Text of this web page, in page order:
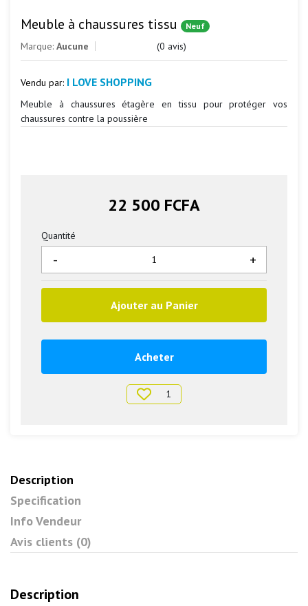
Meuble à chaussures tissu Neuf
Marque: Aucune (0 avis)
Vendu par: I LOVE SHOPPING
Meuble à chaussures étagère en tissu pour protéger vos
chaussures contre la poussière
22 500 FCFA
Quantité
+
-
Ajouter au Panier
Acheter
1
Description
Specification
Info Vendeur
Avis clients (0)
Description